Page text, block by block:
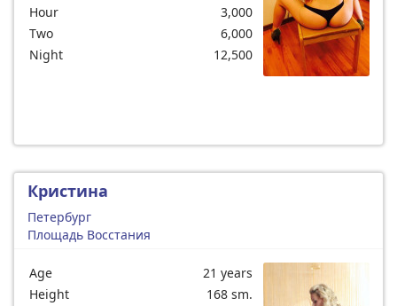
Hour
3,000
Two
6,000
Night
12,500
Кристина
Петербург
Площадь Восстания
Age
21 years
Height
168 sm.